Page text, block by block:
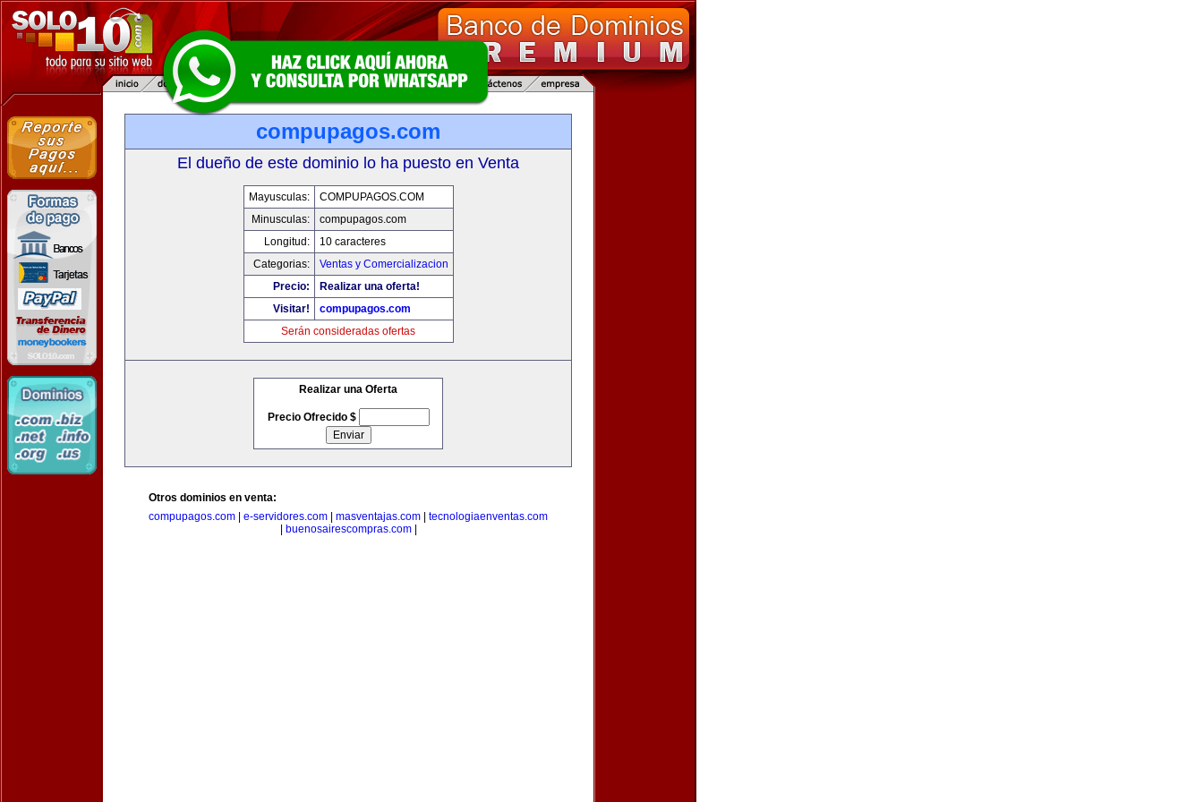
compupagos.com
El dueño de este dominio lo ha puesto en Venta
Mayusculas:
COMPUPAGOS.COM
Minusculas:
compupagos.com
Longitud:
10 caracteres
Categorias:
Ventas y Comercializacion
Precio:
Realizar una oferta!
Visitar!
compupagos.com
Serán consideradas ofertas
Realizar una Oferta
Precio Ofrecido $
Otros dominios en venta:
compupagos.com
e-servidores.com masventajas.com
tecnologiaenventas.com
buenosairescompras.com|